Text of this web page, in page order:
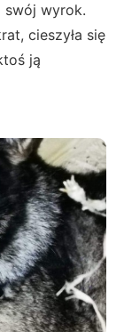
swój wyrok.
cieszyła się
ją